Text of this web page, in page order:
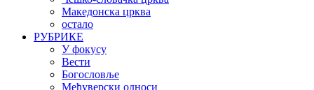
Македонска црква
остало
РУБРИКЕ
У фокусу
Вести
Богословље
Међуверски односи